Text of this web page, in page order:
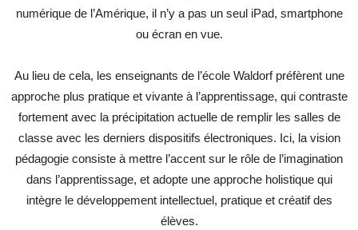
numérique de l’Amérique, il n’y a pas un seul iPad, smartphone
ou écran en vue.
Au lieu de cela, les enseignants de l’école Waldorf préfèrent une
approche plus pratique et vivante à l’apprentissage, qui contraste
fortement avec la précipitation actuelle de remplir les salles de
classe avec les derniers dispositifs électroniques. Ici, la vision
pédagogie consiste à mettre l’accent sur le rôle de l’imagination
dans l’apprentissage, et adopte une approche holistique qui
intègre le développement intellectuel, pratique et créatif des
élèves.